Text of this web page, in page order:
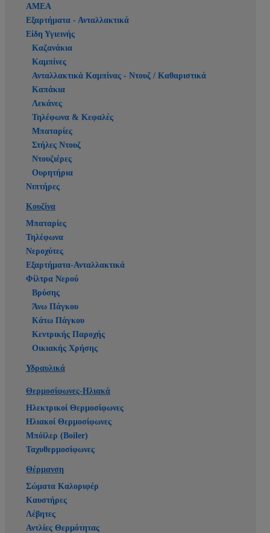
ΑΜΕΑ
Εξαρτήματα - Ανταλλακτικά
Είδη Υγιεινής
Καζανάκια
Καμπίνες
Ανταλλακτικά Καμπίνας - Ντουζ / Καθαριστικά
Καπάκια
Λεκάνες
Τηλέφωνα & Κεφαλές
Μπαταρίες
Στήλες Ντουζ
Ντουζιέρες
Ουρητήρια
Νιπτήρες
Κουζίνα
Μπαταρίες
Τηλέφωνα
Νεροχύτες
Εξαρτήματα-Ανταλλακτικά
Φίλτρα Νερού
Βρύσης
Άνω Πάγκου
Κάτω Πάγκου
Κεντρικής Παροχής
Οικιακής Χρήσης
Υδραυλικά
Θερμοσίφωνες-Ηλιακά
Ηλεκτρικοί Θερμοσίφωνες
Ηλιακοί Θερμοσίφωνες
Μπόϊλερ (Boiler)
Ταχυθερμοσίφωνες
Θέρμανση
Σώματα Καλοριφέρ
Καυστήρες
Λέβητες
Αντλίες Θερμότητας